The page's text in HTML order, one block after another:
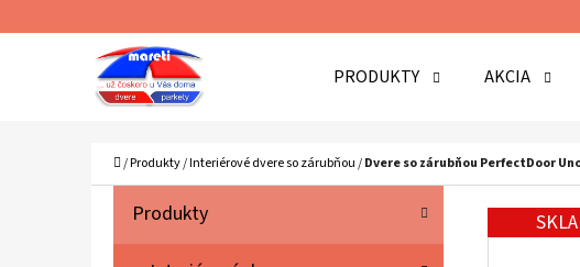
PRODUKTY AKCIA
Domov
/Produkty/Interiérové dvere so zárubňou/Dvere so zárubňou PerfectDoor
Preskočiť
kategórie
K
T
Produkty
Späť
Späť